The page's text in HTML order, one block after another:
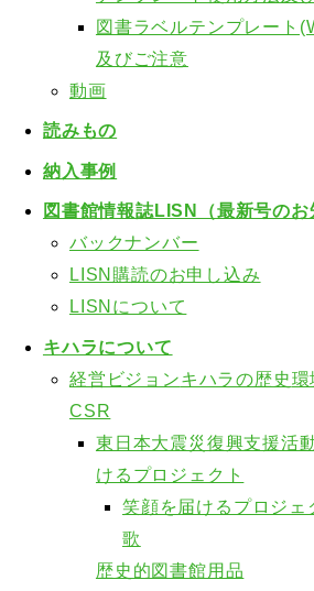
図書ラベルテンプレート
及びご注意
動画
読みもの
納入事例
図書館情報誌LISN（最新号のお
バックナンバー
LISN購読のお申し込み
LISNについて
キハラについて
経営ビジョンキハラの歴史環
CSR
東日本大震災復興支援活
けるプロジェクト
笑顔を届けるプロジェ
歌
歴史的図書館用品